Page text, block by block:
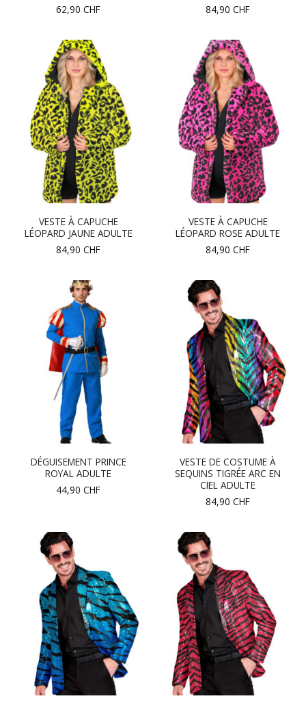
62,90 CHF
84,90 CHF
VESTE À CAPUCHE
LÉOPARD JAUNE ADULTE
84,90 CHF
VESTE À CAPUCHE
LÉOPARD ROSE ADULTE
84,90 CHF
DÉGUISEMENT PRINCE
ROYAL ADULTE
44,90 CHF
VESTE DE COSTUME À
SEQUINS TIGRÉE ARC EN
CIEL ADULTE
84,90 CHF